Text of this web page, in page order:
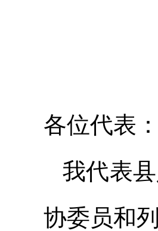
各位代表：
我代表
协委员和